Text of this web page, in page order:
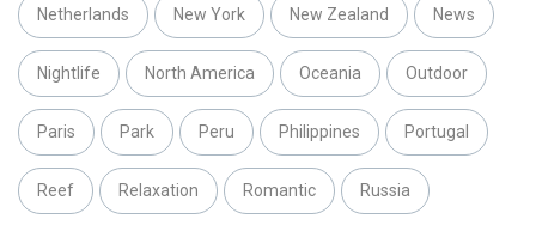
Netherlands New York New Zealand News
Nightlife North America Oceania Outdoor
Paris Park Peru Philippines Portugal
Reef Relaxation Romantic Russia